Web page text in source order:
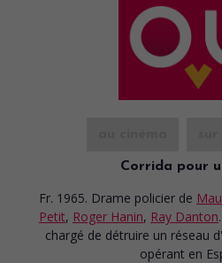
Corrida pour
Fr. 1965. Drame policier de
Petit, Roger Hanin, Ray Danton
chargé de détruire un réseau
opérant en